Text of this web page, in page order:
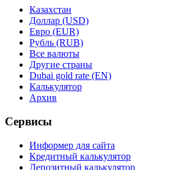
Казахстан
Доллар (USD)
Евро (EUR)
Рубль (RUB)
Все валюты
Другие страны
Dubai gold rate (EN)
Калькулятор
Архив
Сервисы
Информер для сайта
Кредитный калькулятор
Депозитный калькулятор